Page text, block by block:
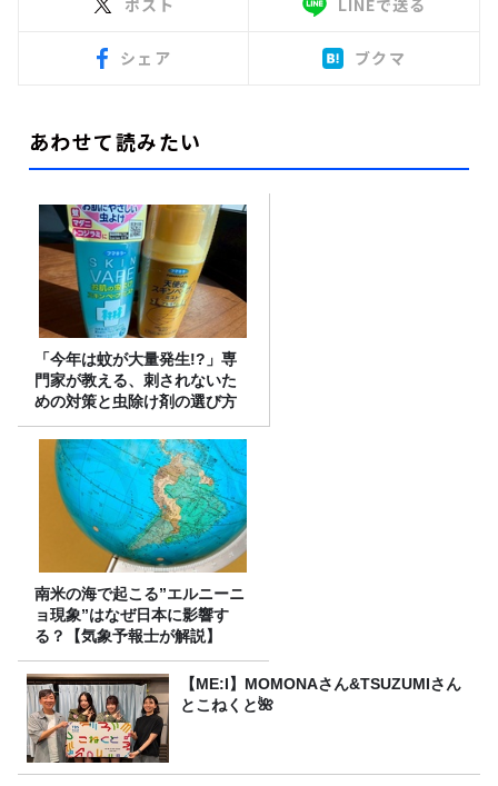
ポスト LINEで送る
シェア ブクマ
あわせて読みたい
「今年は蚊が大量発生!?」専
門家が教える、刺されないた
めの対策と虫除け剤の選び方
南米の海で起こる”エルニーニ
ョ現象”はなぜ日本に影響す
る？【気象予報士が解説】
【ME:I】MOMONAさん&TSUZUMIさん
とこねくと🌺